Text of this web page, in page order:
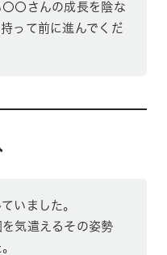
〇さんの成長を陰な
って前に進んでくだ
いました。
気遣えるその姿勢